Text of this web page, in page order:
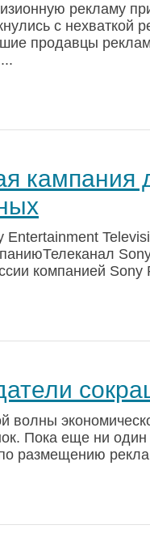
рекламу
с нехваткой
продавцы
кампания
Entertainment
компанией Sony
волны
Пока еще ни один
размещению